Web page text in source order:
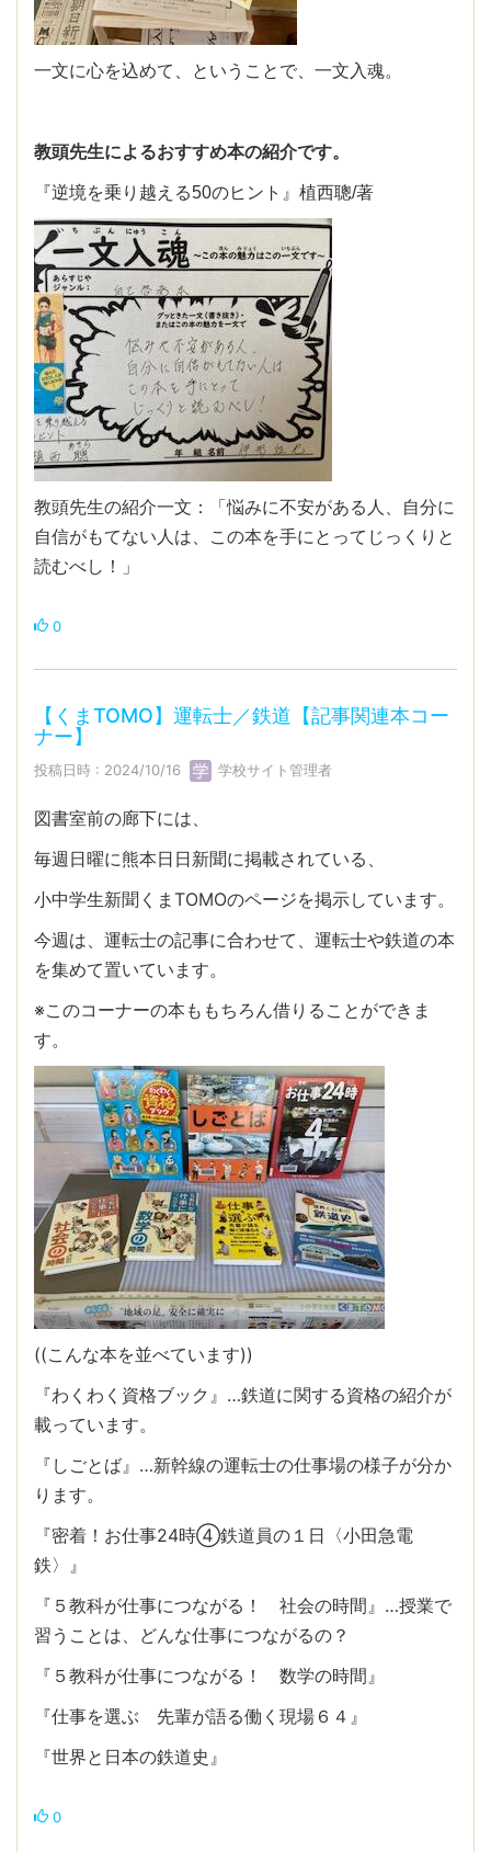
一文に心を込めて、ということで、一文入魂。
教頭先生によるおすすめ本の紹介です。
『逆境を乗り越える50のヒント』植西聰/著
教頭先生の紹介一文：「悩みに不安がある人、自分に
自信がもてない人は、この本を手にとってじっくりと
読むべし！」
0
【くまTOMO】運転士／鉄道【記事関連本コー
ナー】
投稿日時 : 2024/10/16 学校サイト管理者
図書室前の廊下には、
毎週日曜に熊本日日新聞に掲載されている、
小中学生新聞くまTOMOのページを掲示しています。
今週は、運転士の記事に合わせて、運転士や鉄道の本
を集めて置いています。
※このコーナーの本ももちろん借りることができま
す。
((こんな本を並べています))
『わくわく資格ブック』…鉄道に関する資格の紹介が
載っています。
『しごとば』…新幹線の運転士の仕事場の様子が分か
ります。
『密着！お仕事24時④鉄道員の１日〈小田急電
鉄〉』
『５教科が仕事につながる！ 社会の時間』…授業で
習うことは、どんな仕事につながるの？
『５教科が仕事につながる！ 数学の時間』
『仕事を選ぶ 先輩が語る働く現場６４』
『世界と日本の鉄道史』
0